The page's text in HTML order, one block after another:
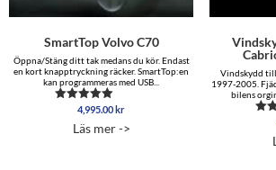
SmartTop Volvo C70
Öppna/Stäng ditt tak medans du kör. Endast
en kort knapptryckning räcker. SmartTop:en
kan programmeras med USB...
Betygsatt
av 5
4,995.00kr
Läs mer ->
Vindskydd
1997-2005.
bilens